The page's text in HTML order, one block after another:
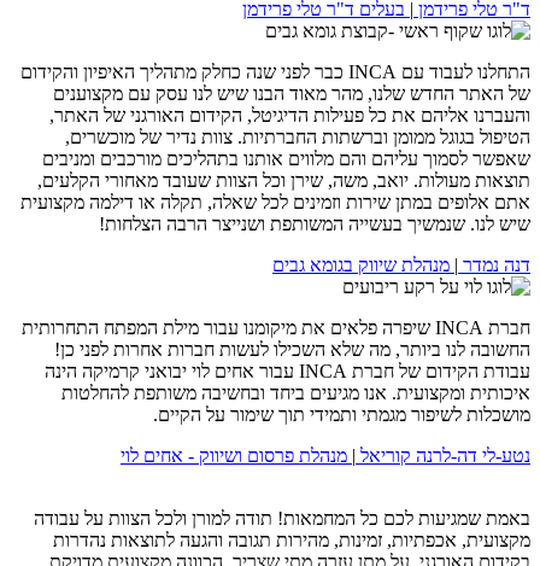
ד"ר טלי פרידמן | בעלים ד"ר טלי פרידמן
התחלנו לעבוד עם INCA כבר לפני שנה כחלק מתהליך האיפיון והקידום
של האתר החדש שלנו, מהר מאוד הבנו שיש לנו עסק עם מקצוענים
והעברנו אליהם את כל פעילות הדיגיטל, הקידום האורגני של האתר,
הטיפול בגוגל ממומן וברשתות החברתיות. צוות נדיר של מוכשרים,
שאפשר לסמוך עליהם והם מלווים אותנו בתהליכים מורכבים ומניבים
תוצאות מעולות. יואב, משה, שירן וכל הצוות שעובד מאחורי הקלעים,
אתם אלופים במתן שירות וזמינים לכל שאלה, תקלה או דילמה מקצועית
שיש לנו. שנמשיך בעשייה המשותפת ושנייצר הרבה הצלחות!
דנה נמדר | מנהלת שיווק בגומא גבים
חברת INCA שיפרה פלאים את מיקומנו עבור מילת המפתח התחרותית
החשובה לנו ביותר, מה שלא השכילו לעשות חברות אחרות לפני כן!
עבודת הקידום של חברת INCA עבור אחים לוי יבואני קרמיקה הינה
איכותית ומקצועית. אנו מגיעים ביחד ובחשיבה משותפת להחלטות
מושכלות לשיפור מגמתי ותמידי תוך שימור על הקיים.
נטע-לי דה-לרנה קוריאל | מנהלת פרסום ושיווק - אחים לוי
באמת שמגיעות לכם כל המחמאות! תודה למורן ולכל הצוות על עבודה
מקצועית, אכפתיות, זמינות, מהירות תגובה והגעה לתוצאות נהדרות
בקידום האורגני, על מתן עזרה מתי שצריך, הכוונה מקצועית מדויקת